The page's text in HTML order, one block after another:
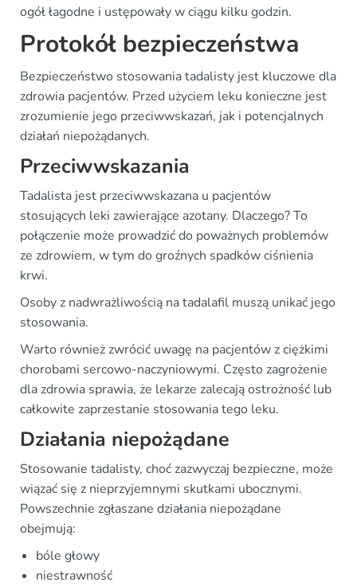
ogół łagodne i ustępowały w ciągu kilku godzin.
Protokół bezpieczeństwa
Bezpieczeństwo stosowania tadalisty jest kluczowe dla
zdrowia pacjentów. Przed użyciem leku konieczne jest
zrozumienie jego przeciwwskazań, jak i potencjalnych
działań niepożądanych.
Przeciwwskazania
Tadalista jest przeciwwskazana u pacjentów
stosujących leki zawierające azotany. Dlaczego? To
połączenie może prowadzić do poważnych problemów
ze zdrowiem, w tym do groźnych spadków ciśnienia
krwi.
Osoby z nadwrażliwością na tadalafil muszą unikać jego
stosowania.
Warto również zwrócić uwagę na pacjentów z ciężkimi
chorobami sercowo-naczyniowymi. Często zagrożenie
dla zdrowia sprawia, że lekarze zalecają ostrożność lub
całkowite zaprzestanie stosowania tego leku.
Działania niepożądane
Stosowanie tadalisty, choć zazwyczaj bezpieczne, może
wiązać się z nieprzyjemnymi skutkami ubocznymi.
Powszechnie zgłaszane działania niepożądane
obejmują:
bóle głowy
niestrawność